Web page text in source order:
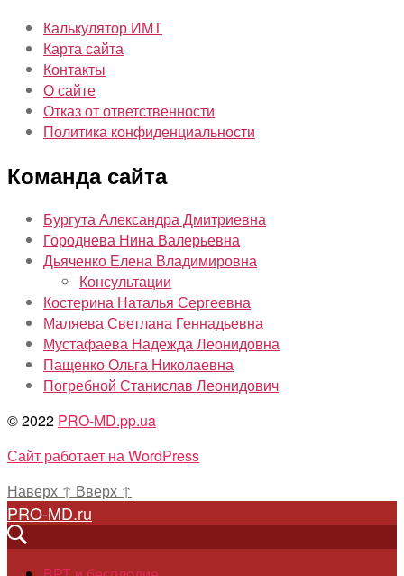
Калькулятор ИМТ
Карта сайта
Контакты
О сайте
Отказ от ответственности
Политика конфиденциальности
Команда сайта
Бургута Александра Дмитриевна
Городнева Нина Валерьевна
Дьяченко Елена Владимировна
Консультации
Костерина Наталья Сергеевна
Маляева Светлана Геннадьевна
Мустафаева Надежда Леонидовна
Пащенко Ольга Николаевна
Погребной Станислав Леонидович
© 2022 PRO-MD.pp.ua
Сайт работает на WordPress
Наверх ↑ Вверх ↑
PRO-MD.ru